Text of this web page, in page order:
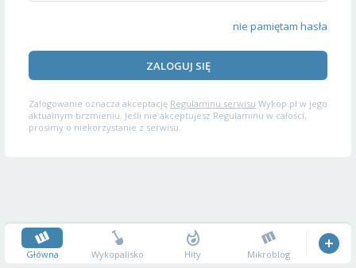
nie pamiętam hasła
ZALOGUJ SIĘ
Zalogowanie oznacza akceptację Regulaminu serwisu Wykop.pl w jego
aktualnym brzmieniu. Jeśli nie akceptujesz Regulaminu w całości,
prosimy o niekorzystanie z serwisu.
Główna Wykopalisko Hity Mikroblog